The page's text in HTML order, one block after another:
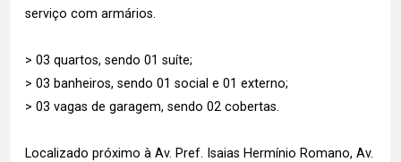
serviço com armários.
> 03 quartos, sendo 01 suíte;
> 03 banheiros, sendo 01 social e 01 externo;
> 03 vagas de garagem, sendo 02 cobertas.
Localizado próximo à Av. Pref. Isaias Hermínio Romano, Av.